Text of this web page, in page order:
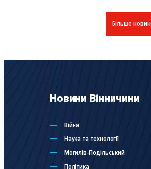
Більше новин
Новини Вінничини
Війна
Наука та технології
Могилів-Подільський
Політика